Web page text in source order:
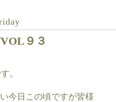
９３
。
今日この頃ですが皆様